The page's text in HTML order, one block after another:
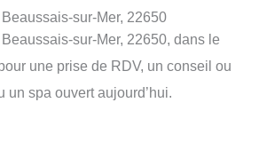
sur-Mer, 22650
sur-Mer, 22650, dans le
une prise de RDV, un conseil ou
un spa ouvert aujourd’hui.